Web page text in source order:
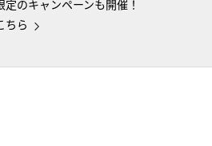
定のキャンペーンも開催！
ちら